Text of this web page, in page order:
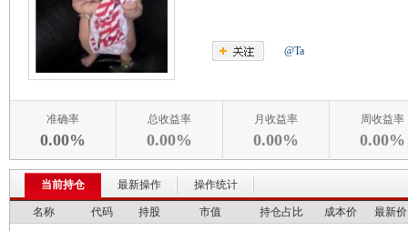
@Ta
准确率
0.00%
总收益率
0.00%
月收益率
0.00%
周收益率
0.00%
当前持仓 最新操作 操作统计
名称 代码 持股 市值 持仓占比 成本价 最新价